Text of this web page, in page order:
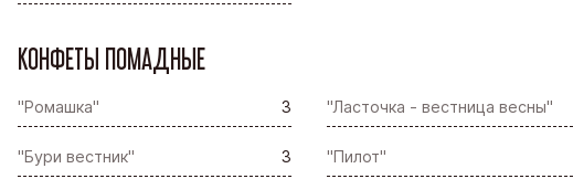
КОНФЕТЫ ПОМАДНЫЕ
"Ромашка" 3 "Ласточка - вестница весны"
"Бури вестник" 3 "Пилот"